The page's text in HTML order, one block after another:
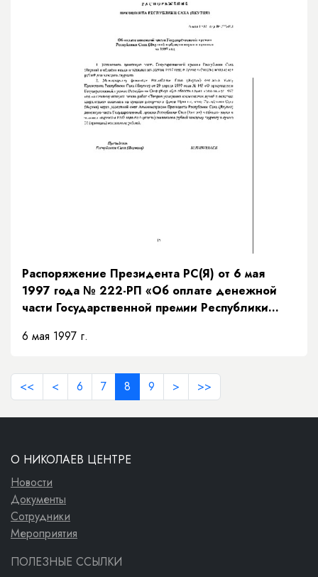
Распоряжение Президента РС(Я) от 6 мая
1997 года № 222-РП «Об оплате денежной
части Государственной премии Республики
1997 год»
6 мая 1997 г.
<< < 6 7 8 9 > >>
О НИКОЛАЕВ ЦЕНТРЕ
Новости
Документы
Сотрудники
Мероприятия
ПОЛЕЗНЫЕ ССЫЛКИ